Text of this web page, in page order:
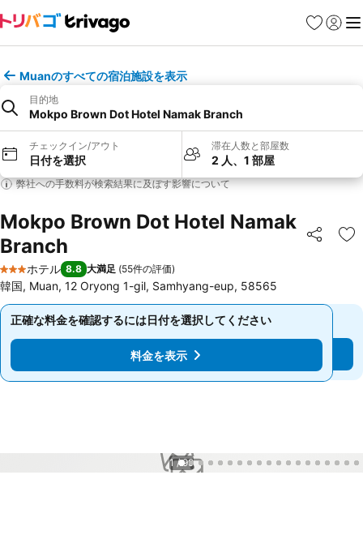
お気に入り
ログイ
メ
Muanのすべての宿泊施設を表示
目的地
Mokpo Brown Dot Hotel Namak Branch
チェックイン/アウト
日付を選択
滞在人数と部屋数
2 人、1 部屋
弊社への手数料が検索結果に及ぼす影響について
Mokpo Brown Dot Hotel Namak
Branch
シェア お
3 ホテルのランク
ホテル 8.8 大満足 (55件の評価)
韓国, Muan, 12 Oryong 1-gil, Samhyang-eup, 58565
正確な料金を確認するには日付を選択してください
料金を表示
正確な料金を確認するには日付を選択してください
料金を表示
1 / 99